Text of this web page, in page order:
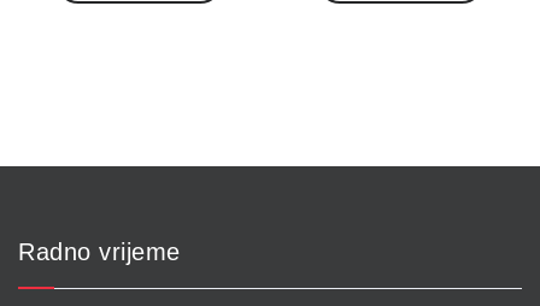
Radno vrijeme